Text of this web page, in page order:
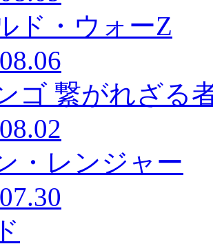
ド・ウォーZ
ゴ 繋がれざる
・レンジャー